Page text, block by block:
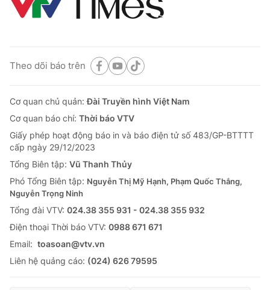
Theo dõi báo trên
Cơ quan chủ quản:Đài Truyền hình Việt Nam
Cơ quan báo chí: Thời báo VTV
Giấy phép hoạt động báo in và báo điện tử số 483/GP-BTTTT
cấp ngày 29/12/2023
Tổng Biên tập: Vũ Thanh Thủy
Phó Tổng Biên tập: Nguyễn Thị Mỹ Hạnh, Phạm Quốc Thắng,
Nguyễn Trọng Ninh
Tổng đài VTV: 024.38 355 931 - 024.38 355 932
Ðiện thoại Thời báo VTV: 0988 671 671
Email: toasoan@vtv.vn
Liên hệ quảng cáo: (024) 626 79595